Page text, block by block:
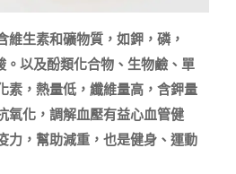
維生素和礦物質，如鉀，磷，
。以及酚類化合物、生物鹼、單
素，熱量低，纖維量高，含鉀量
氧化，調解血壓有益心血管健
力，幫助減重，也是健身、運動